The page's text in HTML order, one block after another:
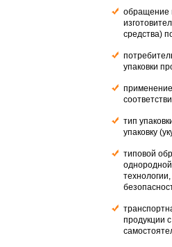
обращение
средства)
упаковки
тип
упаковку
типовой
продукции